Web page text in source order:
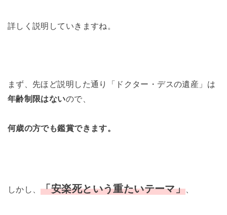
詳しく説明していきますね。
まず、先ほど説明した通り「ドクター・デスの遺産」は
年齢制限はないので、
何歳の方でも鑑賞できます。
しかし、「安楽死という重たいテーマ」